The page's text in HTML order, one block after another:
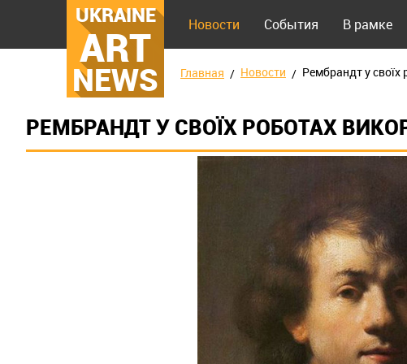
UKRAINE
ART
NEWS
Новости События В рамке
Главная Новости Рембрандт у
РЕМБРАНДТ У СВОЇХ РОБОТАХ